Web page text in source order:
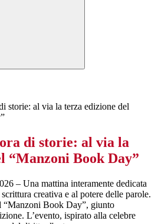
storie: al via la terza edizione del
di storie: al via la
“Manzoni Book Day”
– Una mattina interamente dedicata
creativa e al potere delle parole.
Book Day”, giunto
L’evento, ispirato alla celebre